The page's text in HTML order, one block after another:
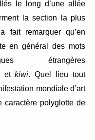
le long d’une allée
la section la plus
fait remarquer qu’en
en général des mots
étrangères
etkiwi. Quel lieu tout
mondiale d’art
caractère polyglotte de